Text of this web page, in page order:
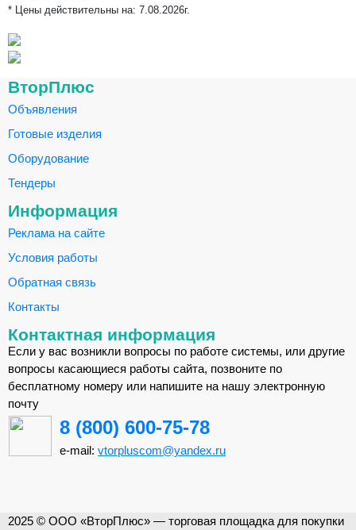
* Цены действительны на: 7.08.2026г.
ВторПлюс
Объявления
Готовые изделия
Оборудование
Тендеры
Информация
Реклама на сайте
Условия работы
Обратная связь
Контакты
Контактная информация
Если у вас возникли вопросы по работе системы, или другие
вопросы касающиеся работы сайта, позвоните по
бесплатному номеру или напишите на нашу электронную
почту
8 (800) 600-75-78
e-mail: vtorpluscom@yandex.ru
2025 © ООО «ВторПлюс» — торговая площадка для покупки